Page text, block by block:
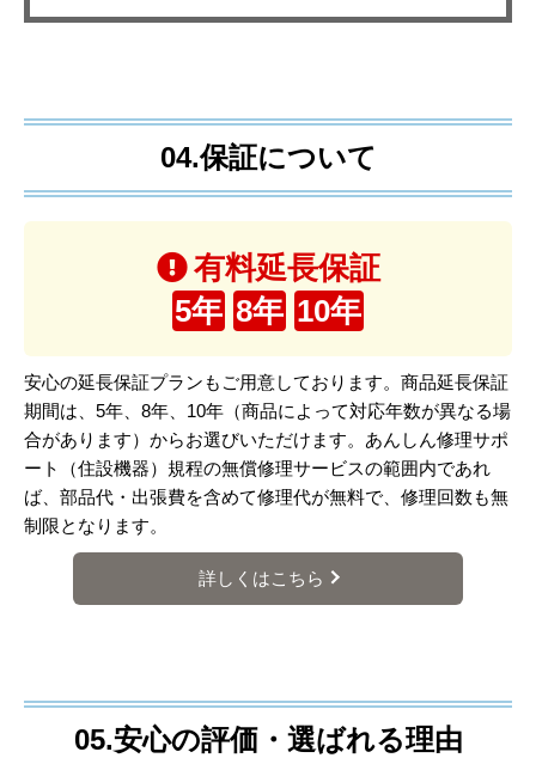
04.保証について
有料延長保証
5年 8年 10年
安心の延長保証プランもご用意しております。商品延長保証
期間は、5年、8年、10年（商品によって対応年数が異なる場
合があります）からお選びいただけます。あんしん修理サポ
ート（住設機器）規程の無償修理サービスの範囲内であれ
ば、部品代・出張費を含めて修理代が無料で、修理回数も無
制限となります。
詳しくはこちら
05.安心の評価・選ばれる理由